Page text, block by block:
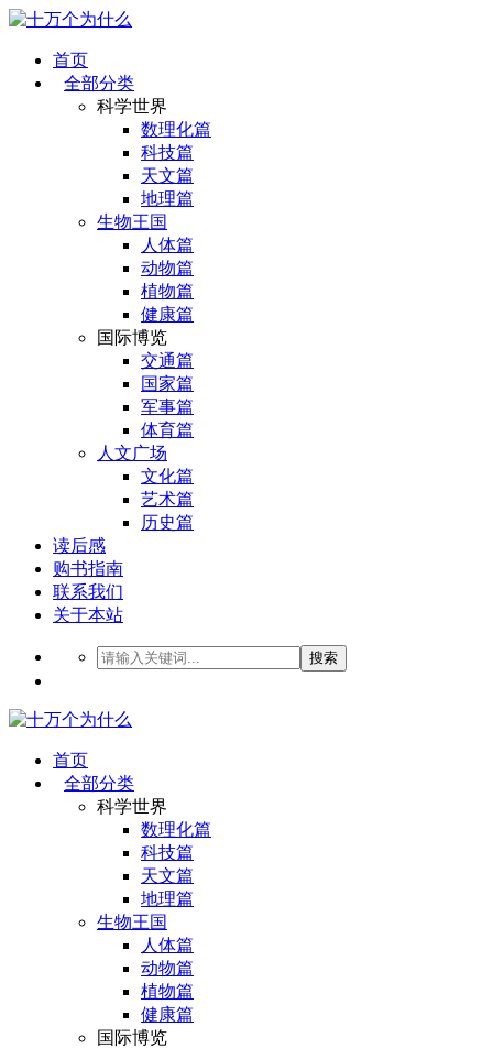
首页
全部分类
科学世界
数理化篇
科技篇
天文篇
地理篇
生物王国
人体篇
动物篇
植物篇
健康篇
国际博览
交通篇
国家篇
军事篇
体育篇
人文广场
文化篇
艺术篇
历史篇
读后感
购书指南
联系我们
关于本站
搜索
首页
全部分类
科学世界
数理化篇
科技篇
天文篇
地理篇
生物王国
人体篇
动物篇
植物篇
健康篇
国际博览